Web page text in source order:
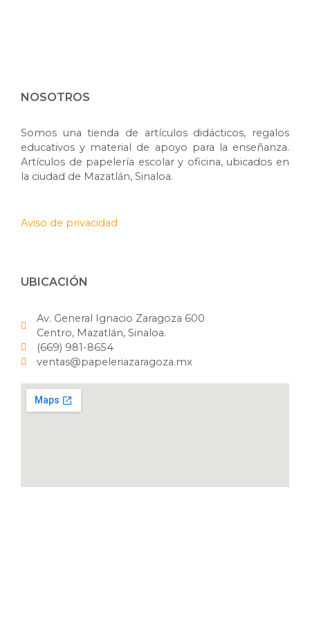
NOSOTROS
Somos una tienda de artículos didácticos, regalos
educativos y material de apoyo para la enseñanza.
Artículos de papelería escolar y oficina, ubicados en
la ciudad de Mazatlán, Sinaloa.
Aviso de privacidad
UBICACIÓN
Av. General Ignacio Zaragoza 600
Centro, Mazatlán, Sinaloa.
(669) 981-8654
ventas@papeleriazaragoza.mx